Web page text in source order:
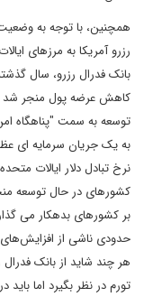
همچنین، با توجه به
رزرو آمریکا به مرزهای
بانک فدرال رزرو، سال
کاهش عرضه پول منجر شد و
توسعه به سمت "پناهگاه
به یک جریان سرمایه ای
نرخ تبادل دلار ایالات
کشورهای در حال توسعه
حدودی ناشی از افزایش‌های
هر چند شاید از بانک فدرال
تورم در نظر بگیرد اما